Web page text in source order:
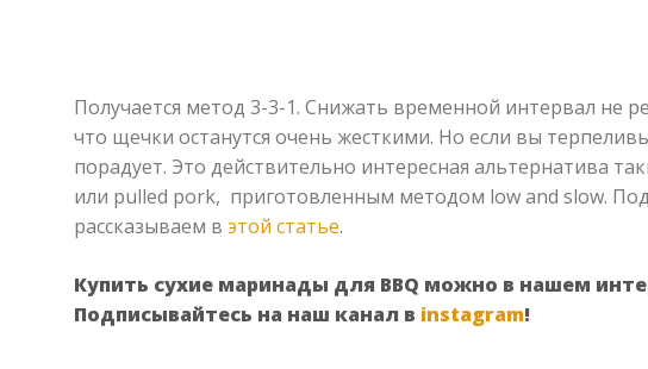
Получается метод 3-3-1. Снижать временной интервал не
что щечки останутся очень жесткими. Но если вы
порадует. Это действительно интересная альтернатива
или pulled pork, приготовленным методом low and slow.
рассказываем в этой статье.
Купить сухие маринады для BBQ можно в нашем
Подписывайтесь на наш канал в instagram!